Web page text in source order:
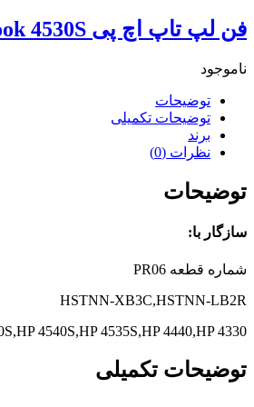
فن لپ تاپ اچ پی Probook 4530S
ناموجود
توضیحات
توضیحات تکمیلی
برند
نظرات (0)
توضیحات
سازگار با:
شماره قطعه PR06
HSTNN-XB3C,HSTNN-LB2R
4540S,HP 4535S,HP 4440,HP 4330
توضیحات تکمیلی